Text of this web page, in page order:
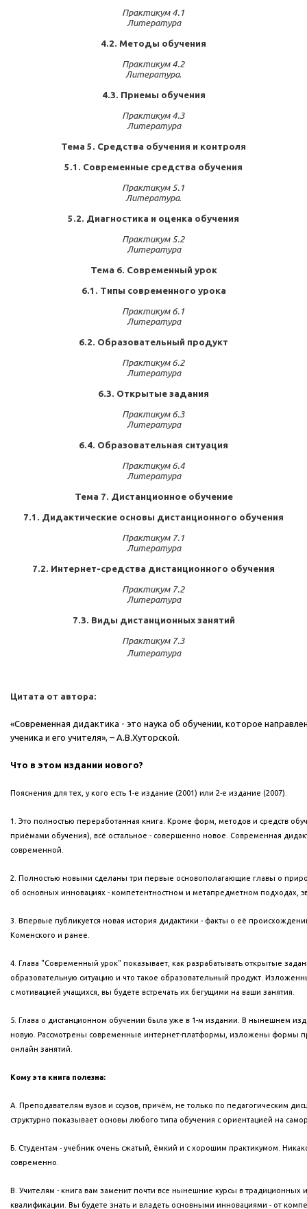
Практикум 4.1
Литература
4.2. Методы обучения
Практикум 4.2
Литература.
4.3. Приемы обучения
Практикум 4.3
Литература
Тема 5. Средства обучения и контроля
5.1. Современные средства обучения
Практикум 5.1
Литература.
5.2. Диагностика и оценка обучения
Практикум 5.2
Литература
Тема 6. Современный урок
6.1. Типы современного урока
Практикум 6.1
Литература
6.2. Образовательный продукт
Практикум 6.2
Литература
6.3. Открытые задания
Практикум 6.3
Литература
6.4. Образовательная ситуация
Практикум 6.4
Литература
Тема 7. Дистанционное обучение
7.1. Дидактические основы дистанционного обучения
Практикум 7.1
Литература
7.2. Интернет-средства дистанционного обучения
Практикум 7.2
Литература
7.3. Виды дистанционных занятий
Практикум 7.3
Литература
Цитата от автора:
«Современная дидактика - это наука об обучении, которое
ученика и его учителя», – А.В.Хуторской.
Что в этом издании нового?
Пояснения для тех, у кого есть 1-е издание (2001) или 2-е издание (2007).
1. Это полностью переработанная книга. Кроме форм, методов и средств
приёмами обучения), всё остальное - совершенно новое. Современная
современной.
2. Полностью новыми сделаны три первые основополагающие главы о
об основных инновациях - компетентностном и метапредметном подходах,
3. Впервые публикуется новая история дидактики - факты о её
Коменского и ранее.
4. Глава "Современный урок" показывает, как разрабатывать открытые
образовательную ситуацию и что такое образовательный продукт.
с мотивацией учащихся, вы будете встречать их бегущими на ваши занятия.
5. Глава о дистанционном обучении была уже в 1-м издании. В нынешнем
новую. Рассмотрены современные интернет-платформы, изложены формы
онлайн занятий.
Кому эта книга полезна:
А. Преподавателям вузов и ссузов, причём, не только по педагогическим
структурно показывает основы любого типа обучения с ориентацией на
Б. Студентам - учебник очень сжатый, ёмкий и с хорошим практикумом.
современно.
В. Учителям - книга вам заменит почти все нынешние курсы в традиционных
квалификации. Вы будете знать и владеть основными инновациями - от